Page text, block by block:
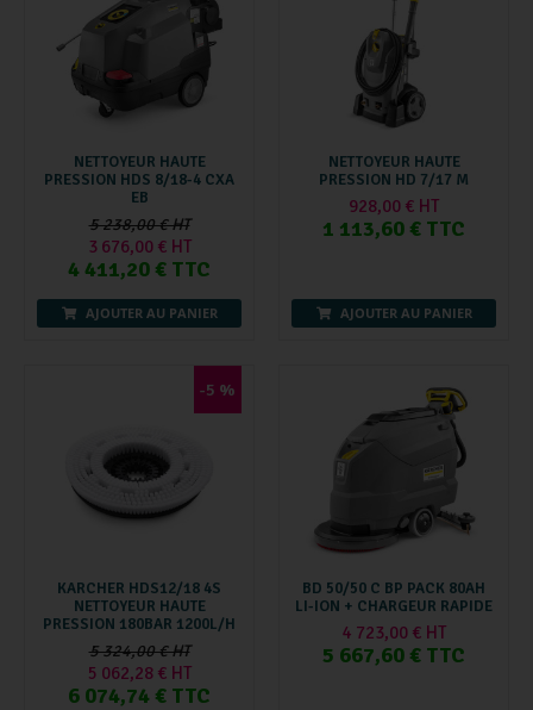
NETTOYEUR HAUTE
PRESSION HDS 8/18-4 CXA
EB
5 238,00 € HT
3 676,00 € HT
4 411,20 € TTC
AJOUTER AU PANIER
NETTOYEUR HAUTE
PRESSION HD 7/17 M
928,00 € HT
1 113,60 € TTC
AJOUTER AU PANIER
-5 %
KARCHER HDS12/18 4S
NETTOYEUR HAUTE
PRESSION 180BAR 1200L/H
5 324,00 € HT
5 062,28 € HT
6 074,74 € TTC
BD 50/50 C BP PACK 80AH
LI-ION + CHARGEUR RAPIDE
4 723,00 € HT
5 667,60 € TTC